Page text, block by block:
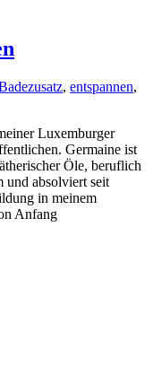
, entspannen,
Luxemburger
Germaine ist
Öle, beruflich
und absolviert seit
in meinem
Anfang